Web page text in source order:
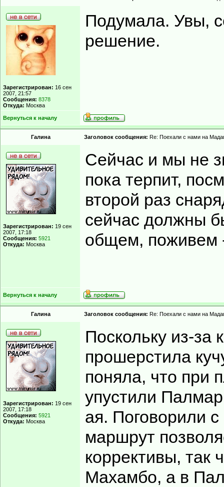
Зарегистрирован: 16 сен
2007, 21:57
Сообщения: 8378
Откуда: Москва
Подумала. Увы,
решение.
Вернуться к началу
Гaлинa Заголовок сообщения: Re: Поехали с нами на
Зарегистрирован: 19 сен
2007, 17:18
Сообщения: 5921
Откуда: Москва
Сейчас и мы не
пока терпит,
второй раз
сейчас должны
общем, поживем
Вернуться к началу
Гaлинa Заголовок сообщения: Re: Поехали с нами на
Зарегистрирован: 19 сен
2007, 17:18
Сообщения: 5921
Откуда: Москва
Поскольку из-за
прошерстила
поняла, что при
упустили
ая. Поговорили
маршрут
коррективы, так
Махамбо, а в